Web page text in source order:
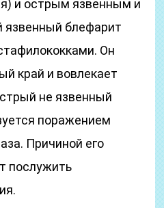
и острым язвенным и
блефарит
Он
край и вовлекает
не язвенный
поражением
Причиной его
послужить